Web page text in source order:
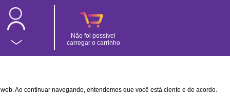
Não foi possível
carregar o carrinho
Ao continuar navegando, entendemos que você está ciente e de acordo.